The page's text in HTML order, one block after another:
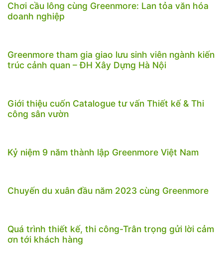
Chơi cầu lông cùng Greenmore: Lan tỏa văn hóa
doanh nghiệp
Greenmore tham gia giao lưu sinh viên ngành kiến
trúc cảnh quan – ĐH Xây Dựng Hà Nội
Giới thiệu cuốn Catalogue tư vấn Thiết kế & Thi
công sân vườn
Kỷ niệm 9 năm thành lập Greenmore Việt Nam
Chuyến du xuân đầu năm 2023 cùng Greenmore
Quá trình thiết kế, thi công-Trân trọng gửi lời cảm
ơn tới khách hàng